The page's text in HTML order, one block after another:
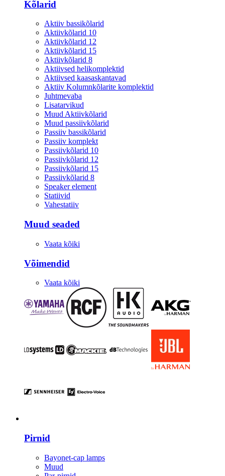
Kõlarid
Aktiiv bassikõlarid
Aktiivkõlarid 10
Aktiivkõlarid 12
Aktiivkõlarid 15
Aktiivkõlarid 8
Aktiivsed helikomplektid
Aktiivsed kaasaskantavad
Aktiiv Kolumnkõlarite komplektid
Juhtmevaba
Lisatarvikud
Muud Aktiivkõlarid
Muud passiivkõlarid
Passiiv bassikõlarid
Passiiv komplekt
Passiivkõlarid 10
Passiivkõlarid 12
Passiivkõlarid 15
Passiivkõlarid 8
Speaker element
Statiivid
Vahestatiiv
Muud seaded
Vaata kõiki
Võimendid
Vaata kõiki
Pirnid
Bayonet-cap lamps
Muud